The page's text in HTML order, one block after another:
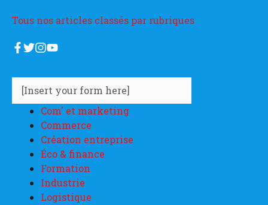
Tous nos articles classés par rubriques
[Insert your form here]
Com' et marketing
Commerce
Création entreprise
Éco & finance
Formation
Industrie
Logistique